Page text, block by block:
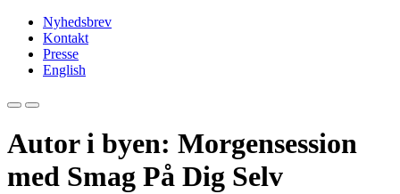
Nyhedsbrev
Kontakt
Presse
English
Autor i byen: Morgensession
med Smag På Dig Selv